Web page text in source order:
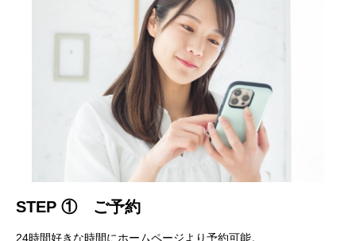
STEP ① ご予約
24時間好きな時間にホームページより予約可能。